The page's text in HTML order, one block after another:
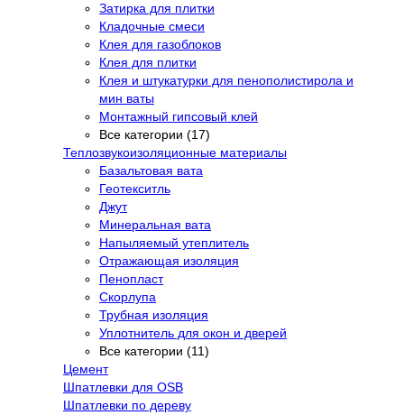
Затирка для плитки
Кладочные смеси
Клея для газоблоков
Клея для плитки
Клея и штукатурки для пенополистирола и
мин ваты
Монтажный гипсовый клей
Все категории (17)
Теплозвукоизоляционные материалы
Базальтовая вата
Геотекситль
Джут
Минеральная вата
Напыляемый утеплитель
Отражающая изоляция
Пенопласт
Скорлупа
Трубная изоляция
Уплотнитель для окон и дверей
Все категории (11)
Цемент
Шпатлевки для OSB
Шпатлевки по дереву